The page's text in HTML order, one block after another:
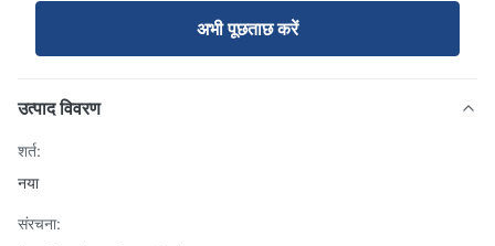
अभी पूछताछ करें
उत्पाद विवरण
शर्त:
नया
संरचना: